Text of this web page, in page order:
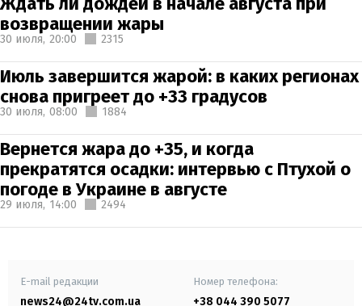
возвращении жары
30 июля, 20:00 2315
Июль завершится жарой: в каких регионах
снова пригреет до +33 градусов
30 июля, 08:00 1884
Вернется жара до +35, и когда
прекратятся осадки: интервью с Птухой о
погоде в Украине в августе
29 июля, 14:00 2494
E-mail редакции
news24@24tv.com.ua
Номер телефона:
+38 044 390 5077